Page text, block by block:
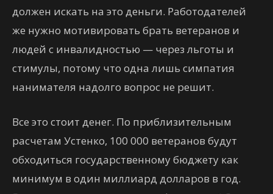
должен искать на это деньги. Работодателей
же нужно мотивировать брать ветеранов и
людей с инвалидностью — через льготы и
стимулы, потому что одна лишь симпатия
нанимателя надолго вопрос не решит.
Все это стоит денег. По приблизительным
расчетам Устенко, 100 000 ветеранов будут
обходиться государственному бюджету как
минимум в один миллиард долларов в год.